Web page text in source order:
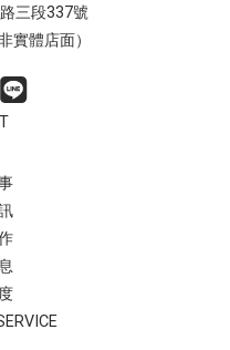
三段337號
實體店面）